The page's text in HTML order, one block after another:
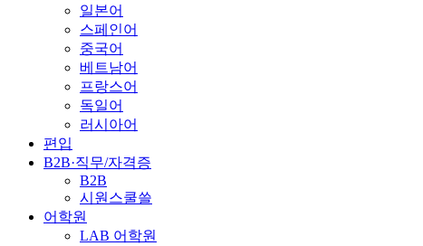
일본어
스페인어
중국어
베트남어
프랑스어
독일어
러시아어
편입
B2B·직무/자격증
B2B
시원스쿨쓸
어학원
LAB 어학원